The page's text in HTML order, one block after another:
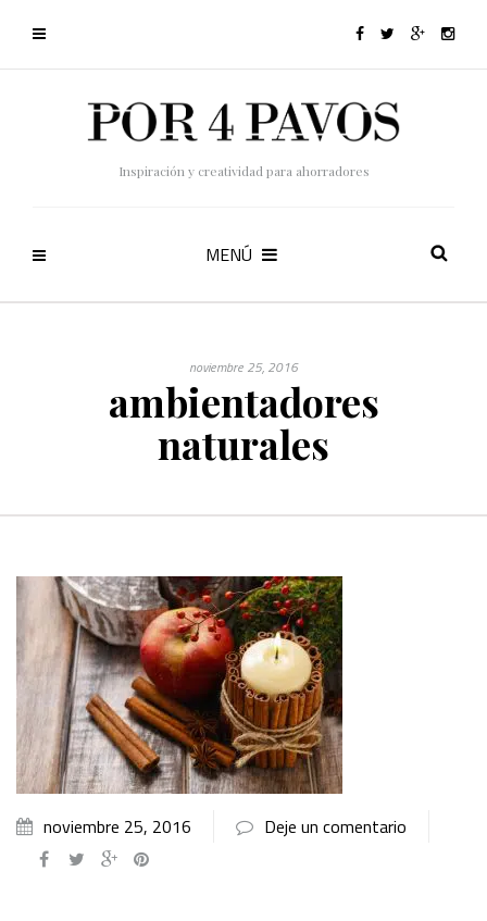
Inspiración y creatividad para ahorradores
MENÚ
noviembre 25, 2016
ambientadores
naturales
noviembre 25, 2016 Deje un comentario